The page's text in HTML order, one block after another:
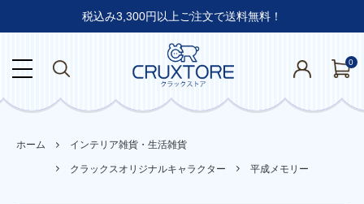
税込み3,300円以上ご注文で送料無料！
0
ホーム インテリア雑貨・生活雑貨
クラックスオリジナルキャラクター 平成メモリー